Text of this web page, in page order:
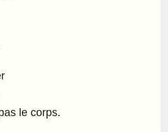
le corps.